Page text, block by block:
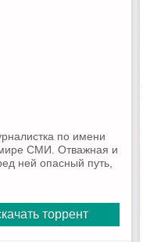
по имени
мире СМИ. Отважная и
ней опасный путь,
торрент